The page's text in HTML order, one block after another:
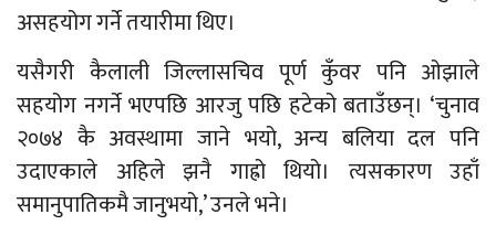
असहयोग गर्ने तयारीमा थिए।
यसैगरी कैलाली जिल्लासचिव पूर्ण कुँवर पनि ओझाले
सहयोग नगर्ने भएपछि आरजु पछि हटेको बताउँछन्। ‘चुनाव
२०७४ कै अवस्थामा जाने भयो, अन्य बलिया दल पनि
उदाएकाले अहिले झनै गाह्रो थियो। त्यसकारण उहाँ
समानुपातिकमै जानुभयो,’ उनले भने।